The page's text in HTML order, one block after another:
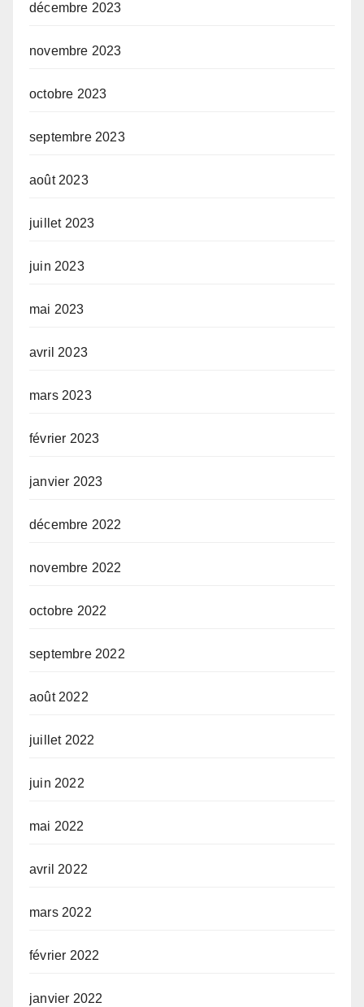
décembre 2023
novembre 2023
octobre 2023
septembre 2023
août 2023
juillet 2023
juin 2023
mai 2023
avril 2023
mars 2023
février 2023
janvier 2023
décembre 2022
novembre 2022
octobre 2022
septembre 2022
août 2022
juillet 2022
juin 2022
mai 2022
avril 2022
mars 2022
février 2022
janvier 2022